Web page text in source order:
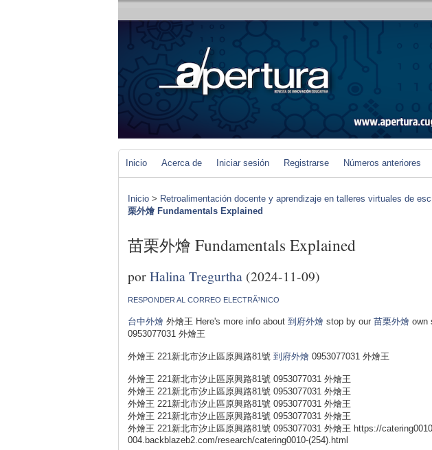
Inicio Acerca de Iniciar sesión Registrarse Números anteriores
Inicio > Retroalimentación docente y aprendizaje en talleres virtuales de
栗外燴 Fundamentals Explained
苗栗外燴 Fundamentals Explained
porHalina Tregurtha (2024-11-09)
RESPONDER AL CORREO ELECTRÃ³NICO
台中外燴 外燴王 Here's more info about 到府外燴 stop by our 苗栗外燴 own
0953077031 外燴王
外燴王 221新北市汐止區原興路81號 到府外燴 0953077031 外燴王
外燴王 221新北市汐止區原興路81號 0953077031 外燴王
外燴王 221新北市汐止區原興路81號 0953077031 外燴王
外燴王 221新北市汐止區原興路81號 0953077031 外燴王
外燴王 221新北市汐止區原興路81號 0953077031 外燴王
外燴王 221新北市汐止區原興路81號 0953077031 外燴王 https://
004.backblazeb2.com/research/catering0010-(254).html